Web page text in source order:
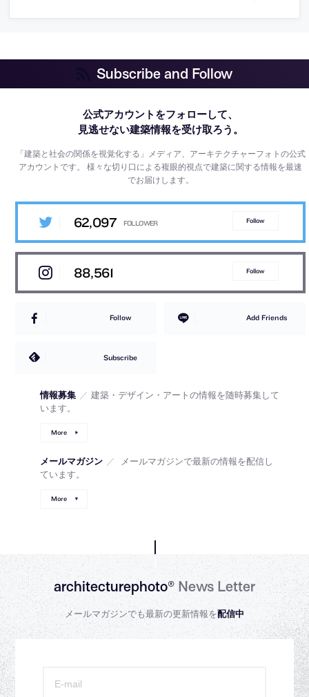
Subscribe and Follow
公式アカウントをフォローして、
見逃せない建築情報を受け取ろう。
「建築と社会の関係を視覚化する」メディア、アーキテクチャーフォトの公式
アカウントです。様々な切り口による複眼的視点で建築に関する情報を最速
でお届けします。
62,097 Follow
88,561 Follow
Follow Add Friends
Subscribe
情報募集 ／ 建築・デザイン・アートの情報を随時募集して
います。
More
メールマガジン ／
メールマガジンで最新の情報を配信し
ています。
More
architecturephoto®News Letter
メールマガジンでも最新の更新情報を配信中